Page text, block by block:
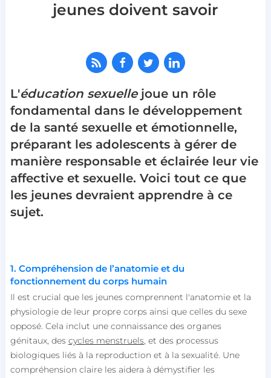
jeunes doivent savoir
L'éducation sexuellejoue un rôle
fondamental dans le développement
de la santé sexuelle et émotionnelle,
préparant les adolescents à gérer de
manière responsable et éclairée leur vie
affective et sexuelle. Voici tout ce que
les jeunes devraient apprendre à ce
sujet.
1. Compréhension de l’anatomie et du
fonctionnement du corps humain
Il est crucial que les jeunes comprennent l'anatomie et la
physiologie de leur propre corps ainsi que celles du sexe
opposé. Cela inclut une connaissance des organes
génitaux, des cycles menstruels, et des processus
biologiques liés à la reproduction et à la sexualité. Une
compréhension claire les aidera à démystifier les